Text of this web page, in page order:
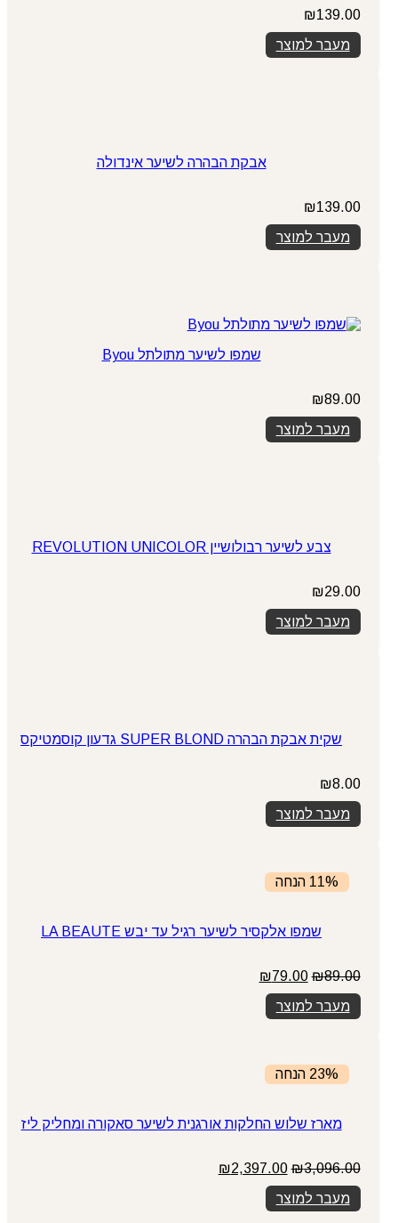
₪139.00
מעבר למוצר
אבקת הבהרה לשיער אינדולה
₪139.00
מעבר למוצר
שמפו לשיער מתולתל Byou
₪89.00
מעבר למוצר
צבע לשיער רבולושיין REVOLUTION UNICOLOR
₪29.00
מעבר למוצר
שקית אבקת הבהרה SUPER BLOND גדעון קוסמטיקס
₪8.00
מעבר למוצר
11% הנחה
שמפו אלקסיר לשיער רגיל עד יבש LA BEAUTE
₪89.00
המחיר
המקורי
היה:
₪89.00.
₪79.00
מעבר למוצר
23% הנחה
מארז שלוש החלקות אורגנית לשיער סאקורה ומחליק ליז
₪3,096.00
המחיר
המקורי
היה:
₪3,096.00.
₪2,397.00
מעבר למוצר